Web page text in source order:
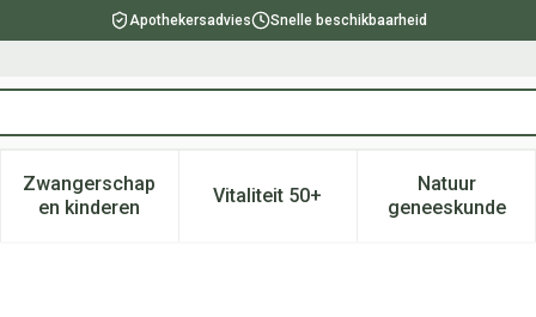
Apothekersadvies Snelle beschikbaarheid
verzorging en hygiëne categorie
voor Dieet, voeding en vitamines categorie
Zwangerschap
en kinderenToon submenu voor Zwangerschap en kinderen
Vitaliteit 50+Toon submenu voor Vitaliteit
Natuur
geneeskunde
Toon